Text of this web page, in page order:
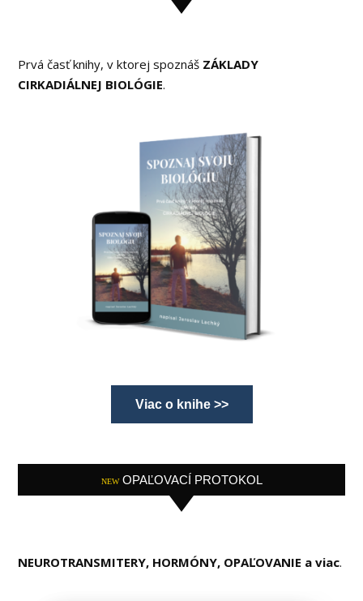
Prvá časť knihy, v ktorej spoznáš ZÁKLADY
CIRKADIÁLNEJ BIOLÓGIE.
Viac o knihe >>
NEW OPAĽOVACÍ PROTOKOL
NEUROTRANSMITERY, HORMÓNY, OPAĽOVANIE a viac.